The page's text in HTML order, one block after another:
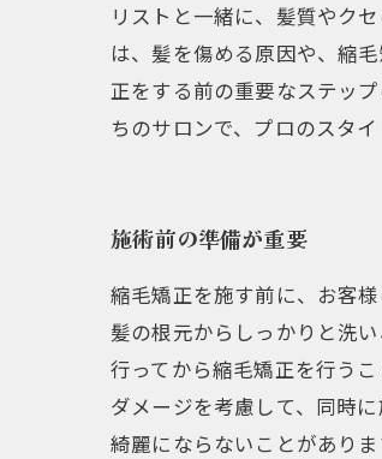
リストと一緒に、髪質やク
は、髪を傷める原因や、縮
正をする前の重要なステッ
ちのサロンで、プロのスタ
施術前の準備が重要
縮毛矯正を施す前に、お客
髪の根元からしっかりと洗
行ってから縮毛矯正を行う
ダメージを考慮して、同時
綺麗にならないことがあり